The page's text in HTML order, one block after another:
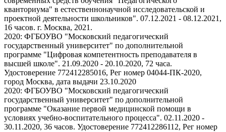
кванториума" в естественнонаучной исследовательской и
проектной деятельности школьников". 07.12.2021 - 08.12.2021,
16 часов. г. Москва, 2021.
2020: ФГБОУВО "Московский педагогический
государственный университет" по дополнительной
программе "Цифровая компетентность преподавателя в
высшей школе". 21.09.2020 - 20.10.2020, 72 часа.
Удостоверение 772412285016, Рег номер 04044-ПК-2020,
город Москва, дата выдачи 23.10.2020
2020: ФГБОУВО "Московский педагогический
государственный университет" по дополнительной
программе "Оказание первой медицинской помощи в
условиях учебно-воспитательного процесса". 02.11.2020 -
30.11.2020, 36 часов. Удостоверение 772412286112, Рег номер